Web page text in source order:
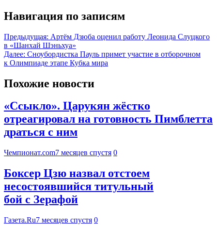
Навигация по записям
Предыдущая: Артём Дзюба оценил работу Леонида Слуцкого
в «Шанхай Шэньхуа»
Далее: Сноубордистка Пауль примет участие в отборочном
к Олимпиаде этапе Кубка мира
Похожие новости
«Ссыкло». Царукян жёстко
отреагировал на готовность Пимблетта
драться с ним
Чемпионат.com7 месяцев спустя 0
Боксер Цзю назвал отстоем
несостоявшийся титульный
бой с Зерафой
Газета.Ru7 месяцев спустя 0